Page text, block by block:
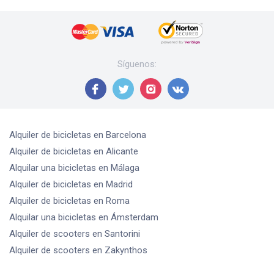
Síguenos:
Alquiler de bicicletas en Barcelona
Alquiler de bicicletas en Alicante
Alquilar una bicicletas en Málaga
Alquiler de bicicletas en Madrid
Alquiler de bicicletas en Roma
Alquilar una bicicletas en Ámsterdam
Alquiler de scooters en Santorini
Alquiler de scooters en Zakynthos